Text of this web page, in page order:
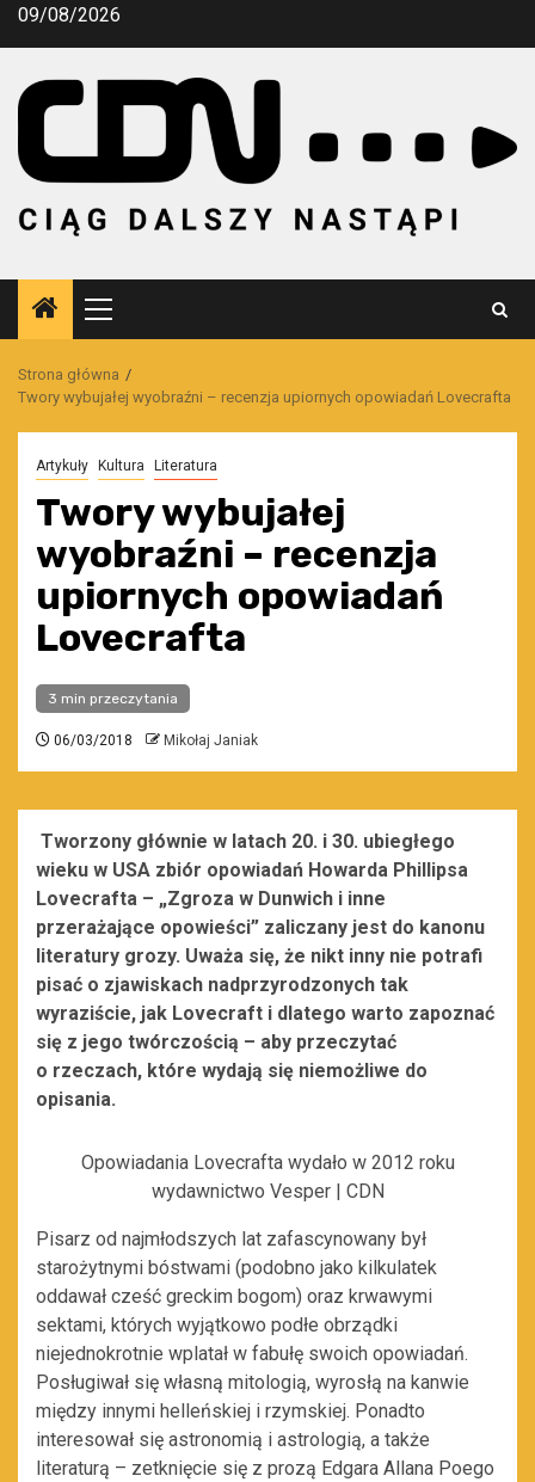
Przejdź
09/08/2026
Menu
główne
Strona główna
Twory wybujałej wyobraźni – recenzja upiornych opowiadań Lovecrafta
Artykuły Kultura Literatura
Twory wybujałej
wyobraźni – recenzja
upiornych opowiadań
Lovecrafta
3 min przeczytania
06/03/2018 Mikołaj Janiak
Tworzony głównie w latach 20. i 30. ubiegłego
wieku w USA zbiór opowiadań Howarda Phillipsa
Lovecrafta – „Zgroza w Dunwich i inne
przerażające opowieści” zaliczany jest do kanonu
literatury grozy. Uważa się, że nikt inny nie potrafi
pisać o zjawiskach nadprzyrodzonych tak
wyraziście, jak Lovecraft i dlatego warto zapoznać
się z jego twórczością – aby przeczytać
o rzeczach, które wydają się niemożliwe do
opisania.
Opowiadania Lovecrafta wydało w 2012 roku
wydawnictwo Vesper | CDN
Pisarz od najmłodszych lat zafascynowany był
starożytnymi bóstwami (podobno jako kilkulatek
oddawał cześć greckim bogom) oraz krwawymi
sektami, których wyjątkowo podłe obrządki
niejednokrotnie wplatał w fabułę swoich opowiadań.
Posługiwał się własną mitologią, wyrosłą na kanwie
między innymi helleńskiej i rzymskiej. Ponadto
interesował się astronomią i astrologią, a także
literaturą – zetknięcie się z prozą Edgara Allana Poego